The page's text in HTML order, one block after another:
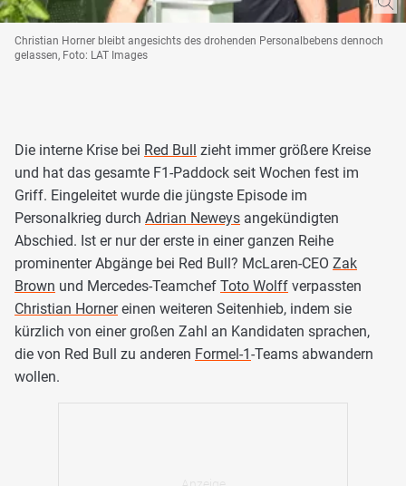
Christian Horner bleibt angesichts des drohenden Personalbebens dennoch
gelassen, Foto: LAT Images
Die interne Krise bei Red Bull zieht immer größere Kreise
und hat das gesamte F1-Paddock seit Wochen fest im
Griff. Eingeleitet wurde die jüngste Episode im
Personalkrieg durch Adrian Neweys angekündigten
Abschied. Ist er nur der erste in einer ganzen Reihe
prominenter Abgänge bei Red Bull? McLaren-CEO Zak
Brown und Mercedes-Teamchef Toto Wolff verpassten
Christian Hornereinen weiteren Seitenhieb, indem sie
kürzlich von einer großen Zahl an Kandidaten sprachen,
die von Red Bull zu anderen Formel-1-Teams abwandern
wollen.